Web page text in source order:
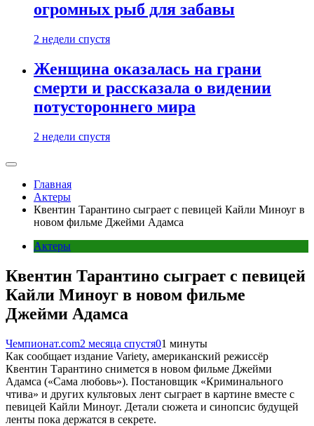
огромных рыб для забавы
2 недели спустя
Женщина оказалась на грани
смерти и рассказала о видении
потустороннего мира
2 недели спустя
Главная
Актеры
Квентин Тарантино сыграет с певицей Кайли Миноуг в
новом фильме Джейми Адамса
Актеры
Квентин Тарантино сыграет с певицей
Кайли Миноуг в новом фильме
Джейми Адамса
Чемпионат.com2 месяца спустя01 минуты
Как сообщает издание Variety, американский режиссёр
Квентин Тарантино снимется в новом фильме Джейми
Адамса («Сама любовь»). Постановщик «Криминального
чтива» и других культовых лент сыграет в картине вместе с
певицей Кайли Миноуг. Детали сюжета и синопсис будущей
ленты пока держатся в секрете.